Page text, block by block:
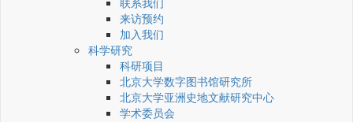
来访预约
加入我们
科学研究
科研项目
北京大学数字图书馆研究所
北京大学亚洲史地文献研究中心
学术委员会